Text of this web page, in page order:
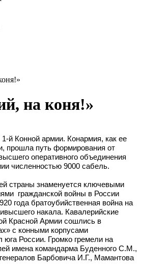
на коня!»
й Конной армии. Конармия, как ее
прошла путь формирования от
оперативного объединения
численностью 9000 сабель.
страны знаменуется ключевыми
гражданской войны в России
года братоубийственная война на
накала. Кавалерийские
Красной Армии сошлись в
с конными корпусами
юга России. Громко гремели на
имена командарма Буденного С.М.,
Барбовича И.Г., Мамантова